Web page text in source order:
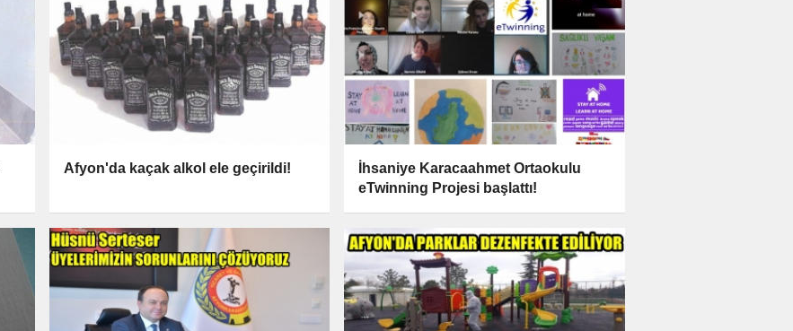
Afyon'da kaçak alkol ele geçirildi!
İhsaniye Karacaahmet Ortaokulu
eTwinning Projesi başlattı!